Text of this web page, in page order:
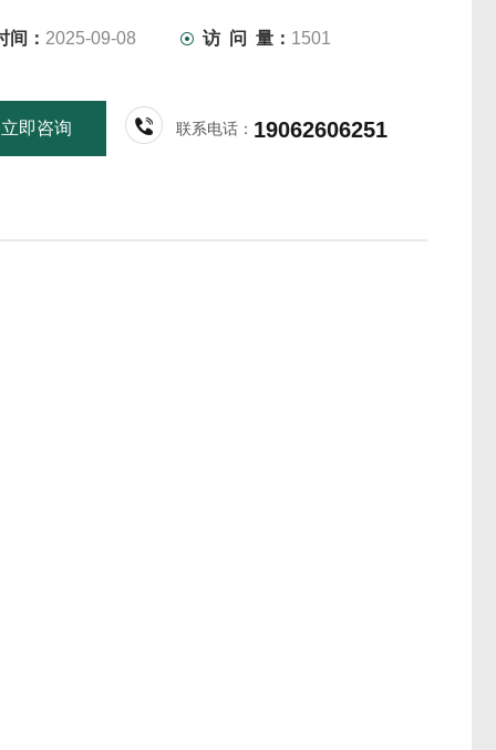
间： 2025-09-08 访 问 量： 1501
立即咨询 联系电话： 19062606251